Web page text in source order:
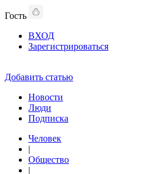
Гость
ВХОД
Зарегистрироваться
Добавить статью
Новости
Люди
Подписка
Человек
|
Общество
|